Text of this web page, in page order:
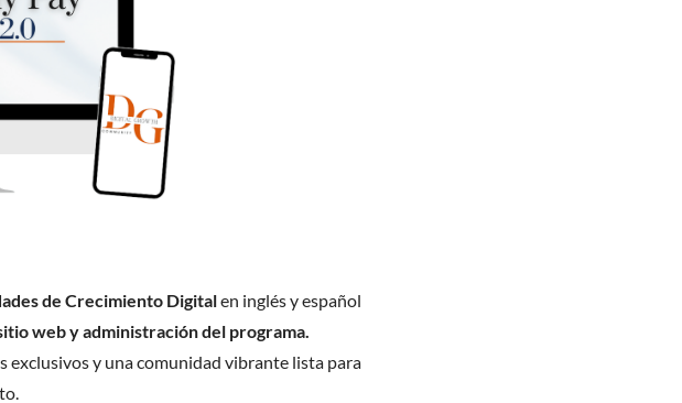
de Crecimiento Digitalen inglés y español
web y administración del programa.
y una comunidad vibrante lista para